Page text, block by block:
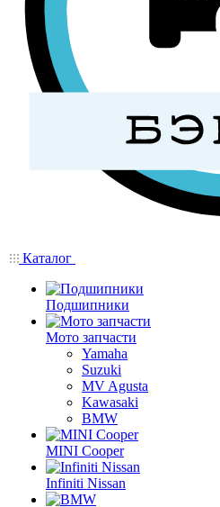
Каталог
Подшипники
Мото запчасти
Yamaha
Suzuki
MV Agusta
Kawasaki
BMW
MINI Cooper
Infiniti Nissan